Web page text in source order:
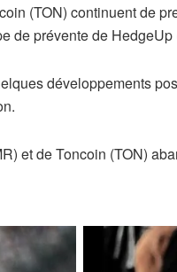
(TON) continuent de
de prévente de HedgeUp
développements
et de Toncoin (TON)